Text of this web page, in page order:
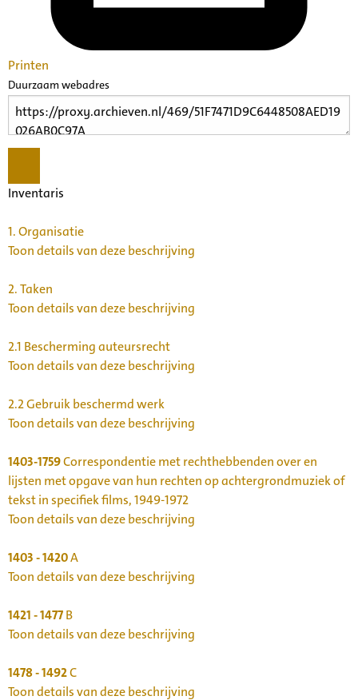
Printen
Duurzaam webadres
Inventaris
1.Organisatie
Toon details van deze beschrijving
2.Taken
Toon details van deze beschrijving
2.1 Bescherming auteursrecht
Toon details van deze beschrijving
2.2Gebruik beschermd werk
Toon details van deze beschrijving
1403-1759Correspondentie met rechthebbenden over en
lijsten met opgave van hun rechten op achtergrondmuziek of
tekst in specifiek films, 1949-1972
Toon details van deze beschrijving
1403 - 1420A
Toon details van deze beschrijving
1421 - 1477B
Toon details van deze beschrijving
1478 - 1492C
Toon details van deze beschrijving